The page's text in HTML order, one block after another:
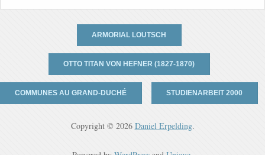
ARMORIAL LOUTSCH
OTTO TITAN VON HEFNER (1827-1870)
COMMUNES AU GRAND-DUCHÉ STUDIENARBEIT 2000
Copyright © 2026 Daniel Erpelding.